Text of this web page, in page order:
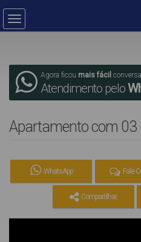
Agora ficou mais fácil
Atendimento pelo
Apartamento com 03
WhatsApp Fale
Compartilhar